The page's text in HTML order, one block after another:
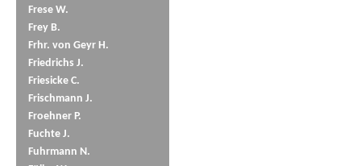
Frese W.
Frey B.
Frhr. von Geyr H.
Friedrichs J.
Friesicke C.
Frischmann J.
Froehner P.
Fuchte J.
Fuhrmann N.